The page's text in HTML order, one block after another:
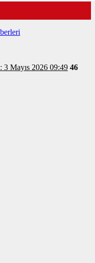
Tarihi: 3 Mayıs 2026 09:49 46